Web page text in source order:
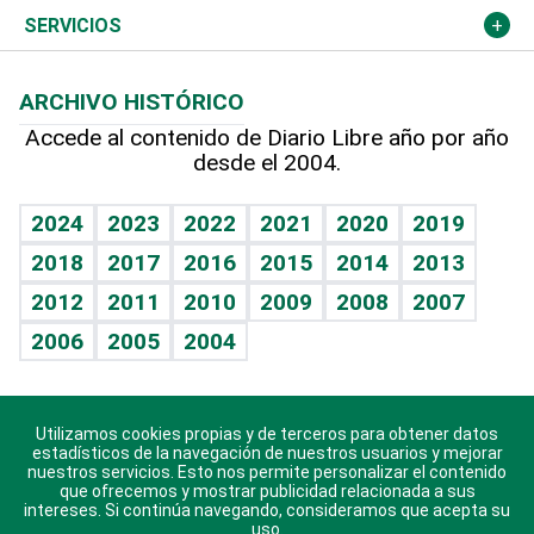
Resto del mundo
Economía personal
Podcast Arte Libre
Hablando con el pediatra
Vida y familia
Eñe
Celebrando la vida
Sin complejos
En pocas palabras
Escuchando al corazón
Economía Personal
Más deportes
Línea de hit
TBT Deportivo
Columnistas
Más firmas
Cambio climático
Opinión
Hecho en casa
Guía del dinero
SERVICIOS
Cumpleaños
Horóscopos
Crucigramas
ARCHIVO HISTÓRICO
Accede al contenido de Diario Libre año por año
desde el 2004.
2024 2023 2022 2021 2020
2019
2018
2017 2016 2015 2014
2013
2012
2011 2010 2009 2008
2007
2006
2005 2004
Descarga nuestras aplicaciones para Android, iOS y
sistema Huawei.
Utilizamos cookies propias y de terceros para obtener datos
estadísticos de la navegación de nuestros usuarios y mejorar
nuestros servicios. Esto nos permite personalizar el contenido
que ofrecemos y mostrar publicidad relacionada a sus
intereses. Si continúa navegando, consideramos que acepta su
uso.